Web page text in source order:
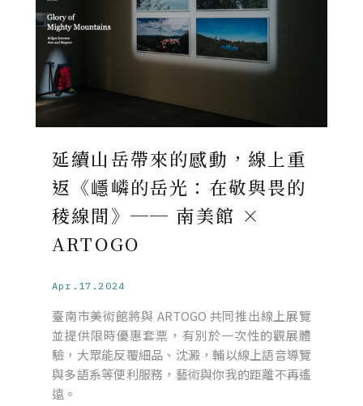
延續山岳帶來的感動，線上重
返《嶾嶙的岳光：在敬與畏的
稜線間》── 南美館 ×
ARTOGO
Apr.17.2024
臺南市美術館將與 ARTOGO 共同推出線上展覽
並提供限時優惠套票，有別於一次性的觀展體
驗，大眾能反覆細品、沈澱，輔以線上語音導覽
與多語系等便利服務，藝術與你我的距離不再遙
遠。